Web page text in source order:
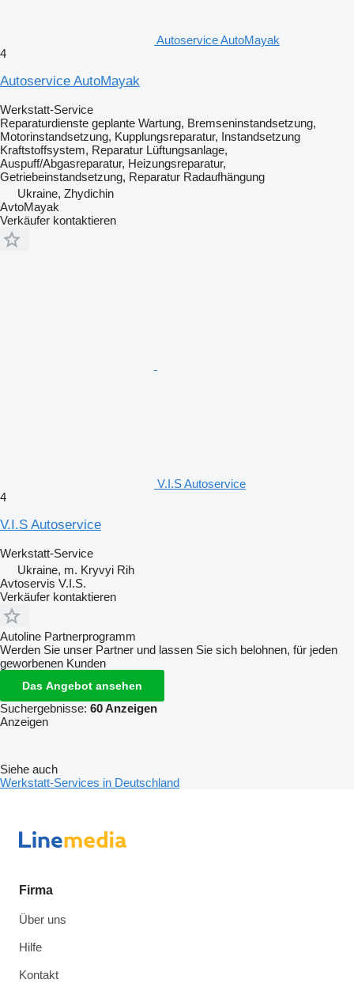
Autoservice AutoMayak
4
Autoservice AutoMayak
Werkstatt-Service
Reparaturdienste geplante Wartung, Bremseninstandsetzung,
Motorinstandsetzung, Kupplungsreparatur, Instandsetzung
Kraftstoffsystem, Reparatur Lüftungsanlage,
Auspuff/Abgasreparatur, Heizungsreparatur,
Getriebeinstandsetzung, Reparatur Radaufhängung
Ukraine, Zhydichin
AvtoMayak
Verkäufer kontaktieren
V.I.S Autoservice
4
V.I.S Autoservice
Werkstatt-Service
Ukraine, m. Kryvyi Rih
Avtoservis V.I.S.
Verkäufer kontaktieren
Autoline Partnerprogramm
Werden Sie unser Partner und lassen Sie sich belohnen, für jeden
geworbenen Kunden
Das Angebot ansehen
Suchergebnisse: 60 Anzeigen
Anzeigen
Siehe auch
Werkstatt-Services in Deutschland
Firma
Über uns
Hilfe
Kontakt